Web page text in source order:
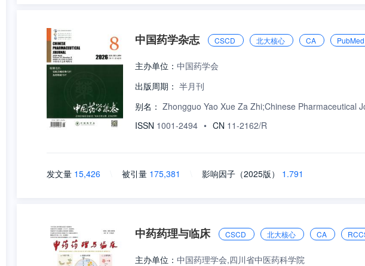
中国药学杂志 CSCD 北大核心 CA PubMed
主办单位： 中国药学会
出版周期： 半月刊
别名： Zhongguo Yao Xue Za Zhi;Chinese Pharmaceutical
ISSN 1001-2494 • CN 11-2162/R
发文量 15,426 被引量 175,381 影响因子（2025版） 1.791
中药药理与临床 CSCD 北大核心 CA
主办单位： 中国药理学会,四川省中医药科学院